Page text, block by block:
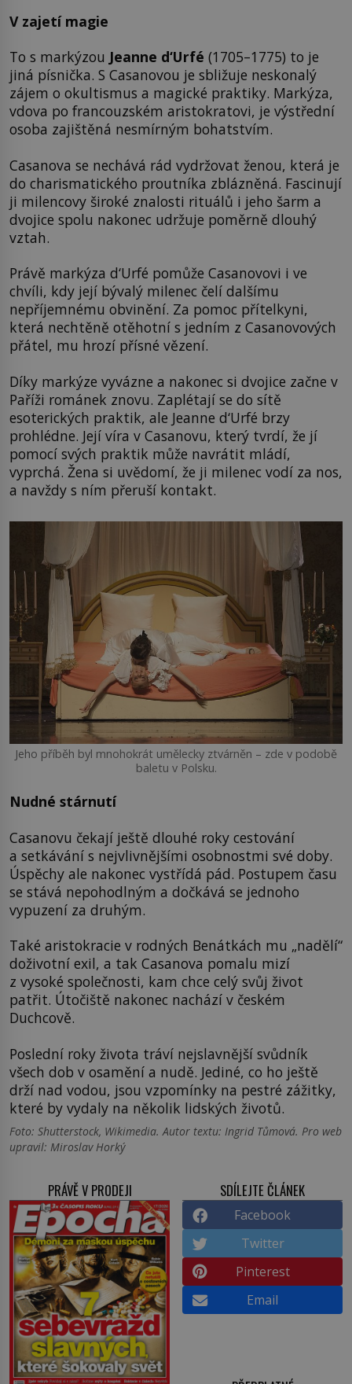
V zajetí magie
To s markýzou Jeanne d‘Urfé (1705–1775) to je
jiná písnička. S Casanovou je sbližuje neskonalý
zájem o okultismus a magické praktiky. Markýza,
vdova po francouzském aristokratovi, je výstřední
osoba zajištěná nesmírným bohatstvím.
Casanova se nechává rád vydržovat ženou, která je
do charismatického proutníka zblázněná. Fascinují
ji milencovy široké znalosti rituálů i jeho šarm a
dvojice spolu nakonec udržuje poměrně dlouhý
vztah.
Právě markýza d‘Urfé pomůže Casanovovi i ve
chvíli, kdy její bývalý milenec čelí dalšímu
nepříjemnému obvinění. Za pomoc přítelkyni,
která nechtěně otěhotní s jedním z Casanovových
přátel, mu hrozí přísné vězení.
Díky markýze vyvázne a nakonec si dvojice začne v
Paříži románek znovu. Zaplétají se do sítě
esoterických praktik, ale Jeanne d‘Urfé brzy
prohlédne. Její víra v Casanovu, který tvrdí, že jí
pomocí svých praktik může navrátit mládí,
vyprchá. Žena si uvědomí, že ji milenec vodí za nos,
a navždy s ním přeruší kontakt.
Jeho příběh byl mnohokrát umělecky ztvárněn – zde v podobě
baletu v Polsku.
Nudné stárnutí
Casanovu čekají ještě dlouhé roky cestování
a setkávání s nejvlivnějšími osobnostmi své doby.
Úspěchy ale nakonec vystřídá pád. Postupem času
se stává nepohodlným a dočkává se jednoho
vypuzení za druhým.
Také aristokracie v rodných Benátkách mu „nadělí“
doživotní exil, a tak Casanova pomalu mizí
z vysoké společnosti, kam chce celý svůj život
patřit. Útočiště nakonec nachází v českém
Duchcově.
Poslední roky života tráví nejslavnější svůdník
všech dob v osamění a nudě. Jediné, co ho ještě
drží nad vodou, jsou vzpomínky na pestré zážitky,
které by vydaly na několik lidských životů.
Foto: Shutterstock, Wikimedia. Autor textu: Ingrid Tůmová. Pro web
upravil: Miroslav Horký
PRÁVĚ V PRODEJI SDÍLEJTE ČLÁNEK
Facebook
Twitter
Pinterest
Email